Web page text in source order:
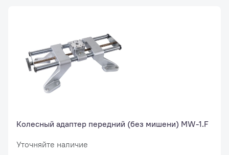
Колесный адаптер передний (без мишени) MW-1.F
Уточняйте наличие